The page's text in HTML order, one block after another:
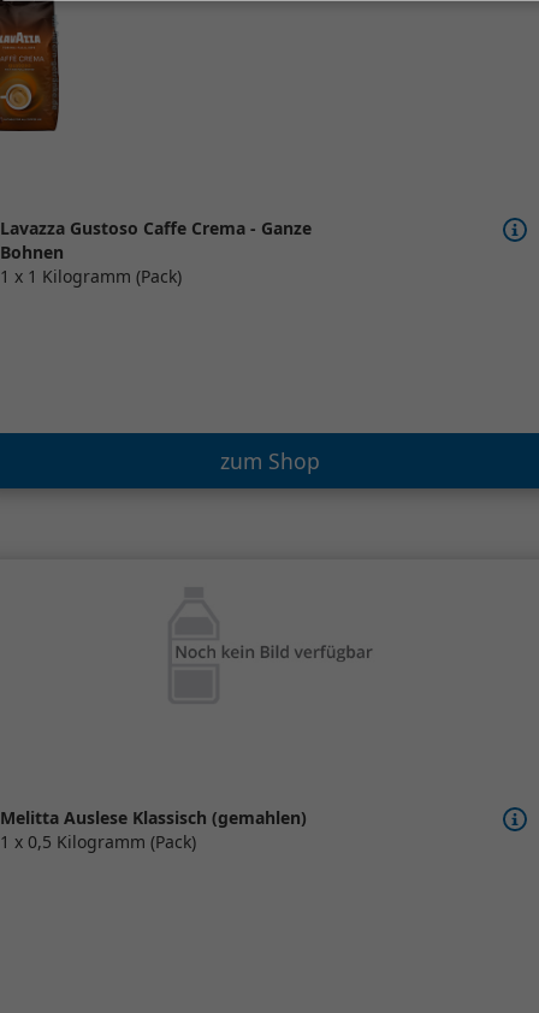
Lavazza Gustoso Caffe Crema - Ganze
Bohnen
1 x 1 Kilogramm (Pack)
zum Shop
Melitta Auslese Klassisch (gemahlen)
1 x 0,5 Kilogramm (Pack)